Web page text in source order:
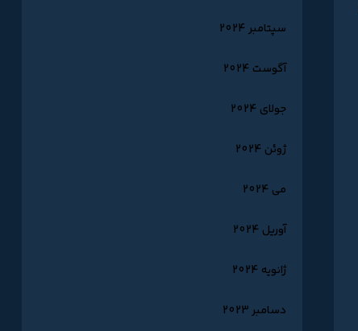
سپتامبر 2024
آگوست 2024
جولای 2024
ژوئن 2024
می 2024
آوریل 2024
ژانویه 2024
دسامبر 2023